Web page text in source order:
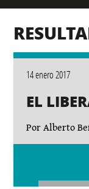
14 enero 2017
EL
Por Alberto